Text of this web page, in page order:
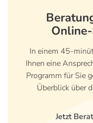
In einem 45-
Ihnen eine
Programm für Sie
Überblick über
Jetzt